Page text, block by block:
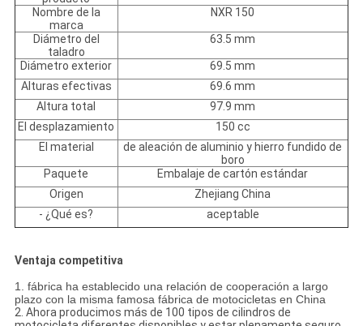
Nombre de la
marca
NXR 150
Diámetro del
taladro
63.5 mm
Diámetro exterior
69.5 mm
Alturas efectivas
69.6 mm
Altura total
97.9 mm
El desplazamiento
150 cc
El material
de aleación de aluminio y hierro fundido de
boro
Paquete
Embalaje de cartón estándar
Origen
Zhejiang China
- ¿Qué es?
aceptable
Ventaja competitiva
1. fábrica ha establecido una relación de cooperación a largo
plazo con la misma famosa fábrica de motocicletas en China
2. Ahora producimos más de 100 tipos de cilindros de